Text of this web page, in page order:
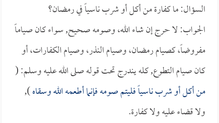
السؤال: ما كفارة من أكل أو شرب ناسياً في رمضان؟
الجواب: لا حرج إن شاء الله، وصومه صحيح, سواء كان صياماً
مفروضاً، كصيام رمضان، وصيام النذر، وصيام الكفارات، أو
كان صيام التطوع, كله يندرج تحت قوله صلى الله عليه وسلم: (
من أكل أو شرب ناسياً فليتم صومه فإنما أطعمه الله وسقاه),
ولا قضاء عليه ولا كفارة.